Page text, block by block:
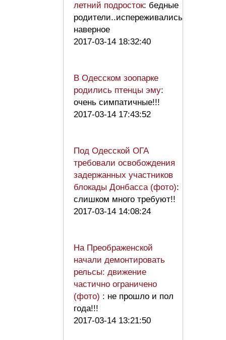
летний подросток: бедные
родители..испереживались
наверное
2017-03-14 18:32:40
В Одесском зоопарке
родились птенцы эму:
очень симпатичные!!!
2017-03-14 17:43:52
Под Одесской ОГА
требовали освобождения
задержанных участников
блокады Донбасса (фото):
слишком много требуют!!
2017-03-14 14:08:24
На Преображенской
начали демонтировать
рельсы: движение
частично ограничено
(фото) : не прошло и пол
года!!!
2017-03-14 13:21:50